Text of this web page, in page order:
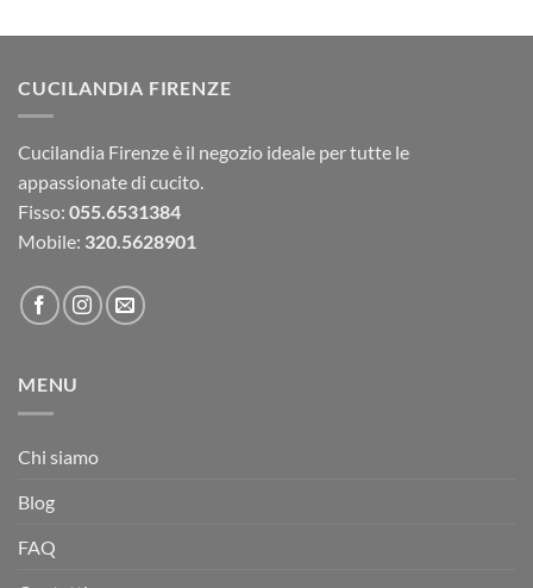
CUCILANDIA FIRENZE
Cucilandia Firenze è il negozio ideale per tutte le
appassionate di cucito.
Fisso: 055.6531384
Mobile: 320.5628901
MENU
Chi siamo
Blog
FAQ